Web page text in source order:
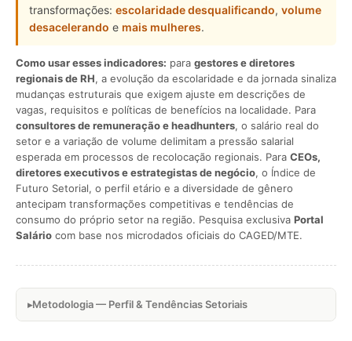
transformações: escolaridade desqualificando, volume
desacelerando e mais mulheres.
Como usar esses indicadores: para gestores e diretores
regionais de RH, a evolução da escolaridade e da jornada sinaliza
mudanças estruturais que exigem ajuste em descrições de
vagas, requisitos e políticas de benefícios na localidade. Para
consultores de remuneração e headhunters, o salário real do
setor e a variação de volume delimitam a pressão salarial
esperada em processos de recolocação regionais. Para CEOs,
diretores executivos e estrategistas de negócio, o Índice de
Futuro Setorial, o perfil etário e a diversidade de gênero
antecipam transformações competitivas e tendências de
consumo do próprio setor na região. Pesquisa exclusiva Portal
Salário com base nos microdados oficiais do CAGED/MTE.
Metodologia — Perfil & Tendências Setoriais